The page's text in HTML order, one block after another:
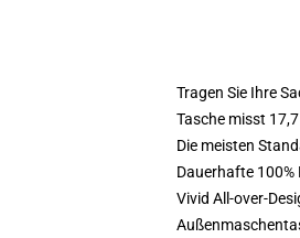
Tragen Sie Ihre
Tasche misst
Die meisten
Dauerhafte
Vivid All-over-